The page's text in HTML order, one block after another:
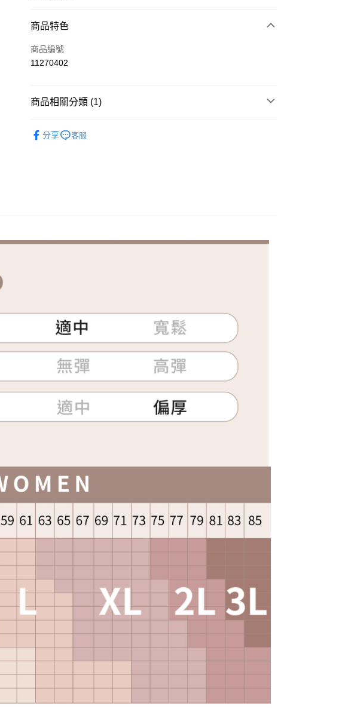
付款方式
信用卡一次付款
運送方式
免運費
免運費
商品特色
商品編號
11270402
商品相關分類 (1)
分享
客服